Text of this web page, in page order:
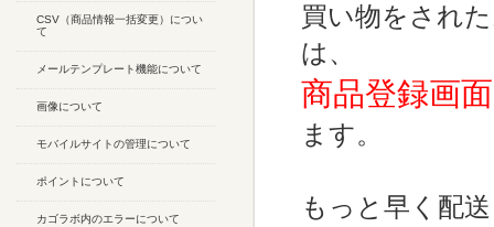
買い物をされ
は、
商品登録画
ます。
もっと早く配
CSV（商品情報一括変更）につい
て
メールテンプレート機能について
画像について
モバイルサイトの管理について
ポイントについて
カゴラボ内のエラーについて